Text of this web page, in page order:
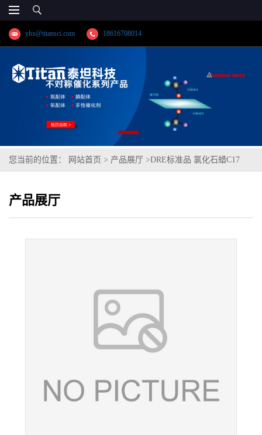
yhx@titansci.com 18616708014
您当前的位置： 网站首页 > 产品展厅 >DRE标准品 氯化石蜡C17
产品展厅